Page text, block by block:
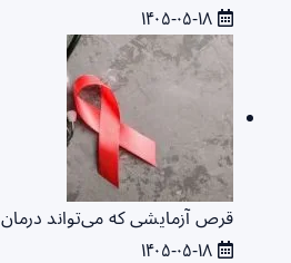
قرص آزمایشی که می‌تواند درمان HIV را متحول کند